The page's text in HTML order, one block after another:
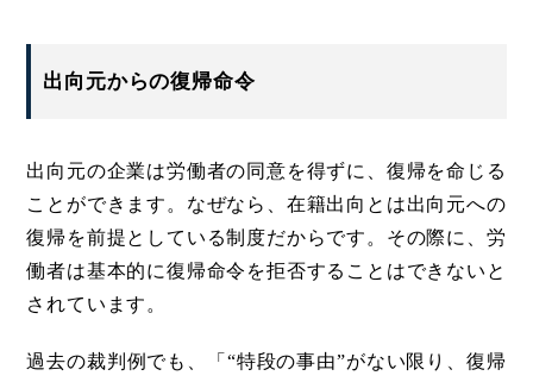
出向元からの復帰命令
出向元の企業は労働者の同意を得ずに、復帰を命じる
ことができます。なぜなら、在籍出向とは出向元への
復帰を前提としている制度だからです。その際に、労
働者は基本的に復帰命令を拒否することはできないと
されています。
過去の裁判例でも、「“特段の事由”がない限り、復帰